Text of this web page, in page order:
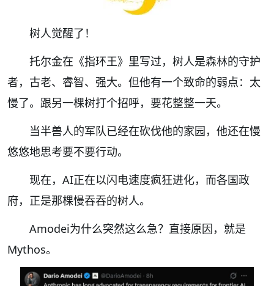
树人觉醒了！
托尔金在《指环王》里写过，树人是森林的守护
者，古老、睿智、强大。但他有一个致命的弱点：太
慢了。跟另一棵树打个招呼，要花整整一天。
当半兽人的军队已经在砍伐他的家园，他还在慢
悠悠地思考要不要行动。
现在，AI正在以闪电速度疯狂进化，而各国政
府，正是那棵慢吞吞的树人。
Amodei为什么突然这么急？直接原因，就是
Mythos。